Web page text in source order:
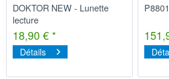
DOKTOR NEW - Lunette
lecture
18,90 € *
Détails